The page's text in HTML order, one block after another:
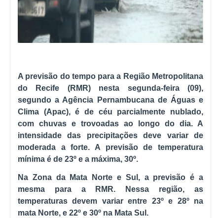
A previsão do tempo para a Região Metropolitana
do Recife (RMR) nesta segunda-feira (09),
segundo a Agência Pernambucana de Águas e
Clima (Apac), é de céu parcialmente nublado,
com chuvas e trovoadas ao longo do dia. A
intensidade das precipitações deve variar de
moderada a forte. A previsão de temperatura
mínima é de 23º e a máxima, 30º.
Na Zona da Mata Norte e Sul, a previsão é a
mesma para a RMR. Nessa região, as
temperaturas devem variar entre 23º e 28º na
mata Norte, e 22º e 30º na Mata Sul.